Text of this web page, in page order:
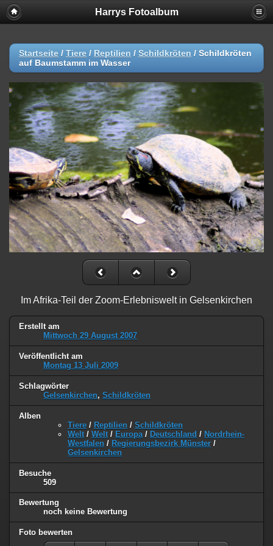
Harrys Fotoalbum
Startseite / Tiere / Reptilien / Schildkröten / Schildkröten
auf Baumstamm im Wasser
Im Afrika-Teil der Zoom-Erlebniswelt in Gelsenkirchen
Erstellt am
Mittwoch 29 August 2007
Veröffentlicht am
Montag 13 Juli 2009
Schlagwörter
Gelsenkirchen, Schildkröten
Alben
Tiere / Reptilien / Schildkröten
Welt / Welt / Europa / Deutschland / Nordrhein-
Westfalen / Regierungsbezirk Münster /
Gelsenkirchen
Besuche
509
Bewertung
noch keine Bewertung
Foto bewerten